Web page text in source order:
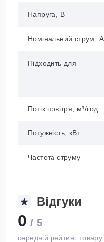
Напруга, В
Номінальний струм, А
Підходить для
Потік повітря, м³/год
Потужність, кВт
Частота струму
Відгуки
0 / 5
середній рейтинг товару